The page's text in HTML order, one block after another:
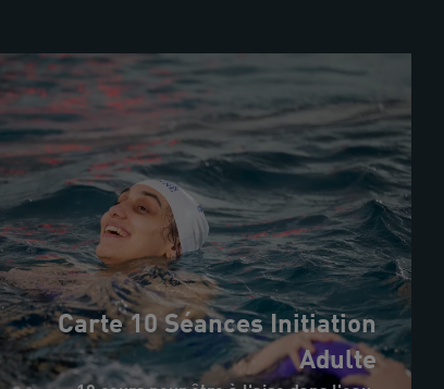
Carte 10 Séances Initiation
Adulte